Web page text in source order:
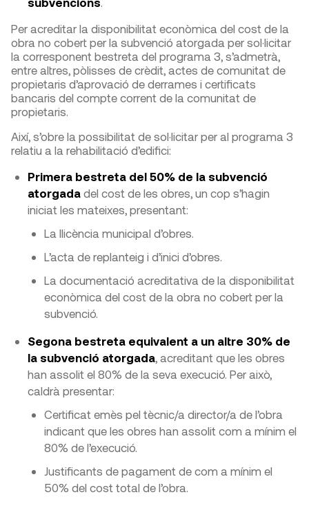
Per acreditar la disponibilitat econòmica del cost de la
obra no cobert per la subvenció atorgada per sol·licitar
la corresponent bestreta del programa 3, s’admetrà,
entre altres, pòlisses de crèdit, actes de comunitat de
propietaris d’aprovació de derrames i certificats
bancaris del compte corrent de la comunitat de
propietaris.
Així, s’obre la possibilitat de sol·licitar per al programa 3
relatiu a la rehabilitació d’edifici:
Primera bestreta del 50% de la subvenció
atorgada del cost de les obres, un cop s’hagin
iniciat les mateixes, presentant:
La llicència municipal d’obres.
L’acta de replanteig i d’inici d’obres.
La documentació acreditativa de la disponibilitat
econòmica del cost de la obra no cobert per la
subvenció.
Segona bestreta equivalent a un altre 30% de
la subvenció atorgada, acreditant que les obres
han assolit el 80% de la seva execució. Per això,
caldrà presentar:
Certificat emès pel tècnic/a director/a de l’obra
indicant que les obres han assolit com a mínim el
80% de l’execució.
Justificants de pagament de com a mínim el
50% del cost total de l’obra.